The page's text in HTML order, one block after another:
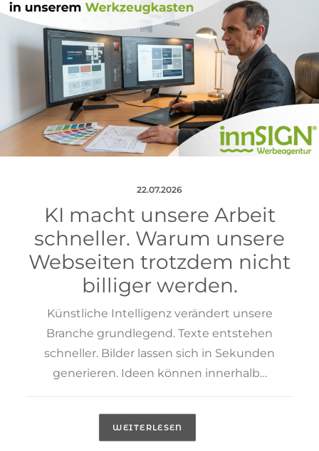
22.07.2026
KI macht unsere Arbeit
schneller. Warum unsere
Webseiten trotzdem nicht
billiger werden.
Künstliche Intelligenz verändert unsere
Branche grundlegend. Texte entstehen
schneller. Bilder lassen sich in Sekunden
generieren. Ideen können innerhalb…
WEITERLESEN